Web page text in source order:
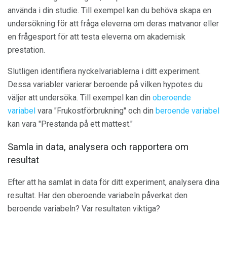
använda i din studie. Till exempel kan du behöva skapa en
undersökning för att fråga eleverna om deras matvanor eller
en frågesport för att testa eleverna om akademisk
prestation.
Slutligen identifiera nyckelvariablerna i ditt experiment.
Dessa variabler varierar beroende på vilken hypotes du
väljer att undersöka. Till exempel kan din oberoende
variabel vara "Frukostförbrukning" och din beroende variabel
kan vara "Prestanda på ett mattest."
Samla in data, analysera och rapportera om
resultat
Efter att ha samlat in data för ditt experiment, analysera dina
resultat. Har den oberoende variabeln påverkat den
beroende variabeln? Var resultaten viktiga?